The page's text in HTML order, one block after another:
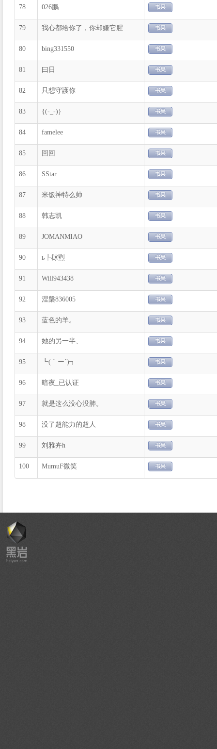
78 026鹏
79 我心都给你了，你却嫌它腥
80 bing331550
81 曰日
82 只想守護你
83 {(-_-)}
84 famelee
85 回回
86 SStar
87 米饭神特么帅
88 韩志凯
89 JOMANMIAO
90 ь┞栤煭
91 Will943438
92 涅槃836005
93 蓝色的羊。
94 她的另一半、
95 ┗(｀ー´)┓
96 暗夜_已认证
97 就是这么没心没肺。
98 没了超能力的超人
99 刘雅卉h
100 MumuF微笑